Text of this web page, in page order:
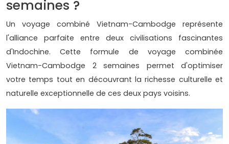
semaines ?
Un voyage combiné Vietnam-Cambodge représente
l'alliance parfaite entre deux civilisations fascinantes
d'Indochine. Cette formule de voyage combinée
Vietnam-Cambodge 2 semaines permet d'optimiser
votre temps tout en découvrant la richesse culturelle et
naturelle exceptionnelle de ces deux pays voisins.